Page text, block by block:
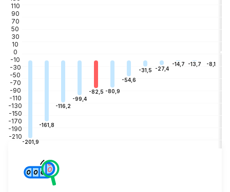
110
90
70
50
30
10
0
-10
-30
-50
-70
-90
-110
-130
-150
-170
-190
-210
-201,9
-161,8
-116,2
-99,4
-82,5 -80,9
-54,6
-31,5 -27,4
-14,7 -13,7 -8,1